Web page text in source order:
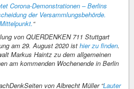
Corona-Demonstrationen – Berlins
der Versammlungsbehörde.
“
von QUERDENKEN 711 Stuttgart
am 29. August 2020 ist hier zu finden.
Markus Haintz zu dem allgemeinen
am kommenden Wochenende in Berlin
von Albrecht Müller “Lauter